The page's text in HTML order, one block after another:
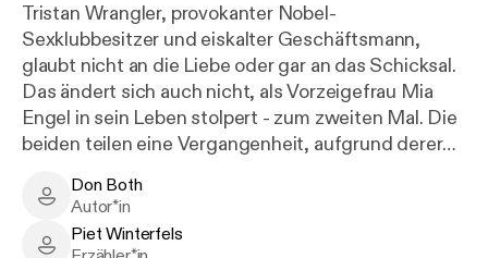
Tristan Wrangler, provokanter Nobel-
Sexklubbesitzer und eiskalter Geschäftsmann,
glaubt nicht an die Liebe oder gar an das Schicksal.
Das ändert sich auch nicht, als Vorzeigefrau Mia
Engel in sein Leben stolpert - zum zweiten Mal. Die
beiden teilen eine Vergangenheit, aufgrund derer
ist.
Von ihrer absoluten Hingabe und Liebe zu ihm
Don Both - Author
Don Both
Autor*in
Piet Winterfels - Narrator
Piet Winterfels